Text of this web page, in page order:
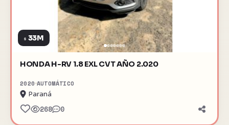
$ 33M
HONDA H-RV 1.8 EXL CVT AÑO 2.020
2020 AUTOMÁTICO
Paraná
268 0